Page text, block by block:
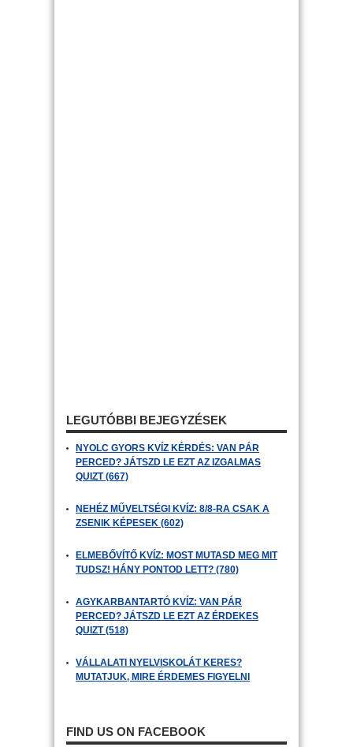
LEGUTÓBBI BEJEGYZÉSEK
NYOLC GYORS KVÍZ KÉRDÉS: VAN PÁR
PERCED? JÁTSZD LE EZT AZ IZGALMAS
QUIZT (667)
NEHÉZ MŰVELTSÉGI KVÍZ: 8/8-RA CSAK A
ZSENIK KÉPESEK (602)
ELMEBŐVÍTŐ KVÍZ: MOST MUTASD MEG MIT
TUDSZ! HÁNY PONTOD LETT? (780)
AGYKARBANTARTÓ KVÍZ: VAN PÁR
PERCED? JÁTSZD LE EZT AZ ÉRDEKES
QUIZT (518)
VÁLLALATI NYELVISKOLÁT KERES?
MUTATJUK, MIRE ÉRDEMES FIGYELNI
FIND US ON FACEBOOK